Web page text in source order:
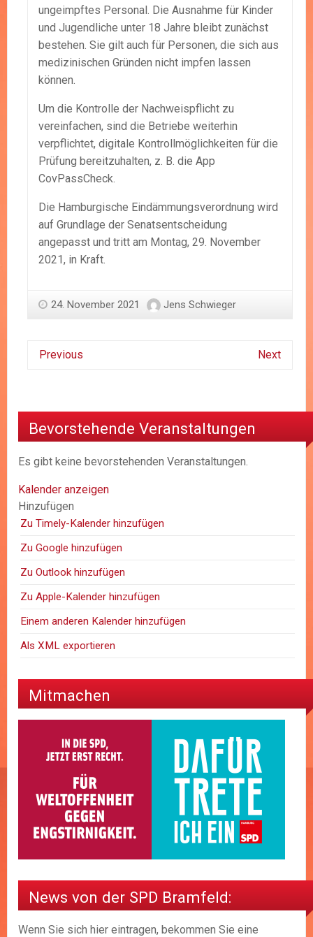
ungeimpftes Personal. Die Ausnahme für Kinder
und Jugendliche unter 18 Jahre bleibt zunächst
bestehen. Sie gilt auch für Personen, die sich aus
medizinischen Gründen nicht impfen lassen
können.
Um die Kontrolle der Nachweispflicht zu
vereinfachen, sind die Betriebe weiterhin
verpflichtet, digitale Kontrollmöglichkeiten für die
Prüfung bereitzuhalten, z. B. die App
CovPassCheck.
Die Hamburgische Eindämmungsverordnung wird
auf Grundlage der Senatsentscheidung
angepasst und tritt am Montag, 29. November
2021, in Kraft.
24. November 2021 Jens Schwieger
Previous Next
Bevorstehende Veranstaltungen
Es gibt keine bevorstehenden Veranstaltungen.
Kalender anzeigen
Hinzufügen
Zu Timely-Kalender hinzufügen
Zu Google hinzufügen
Zu Outlook hinzufügen
Zu Apple-Kalender hinzufügen
Einem anderen Kalender hinzufügen
Als XML exportieren
Mitmachen
News von der SPD Bramfeld:
Wenn Sie sich hier eintragen, bekommen Sie eine